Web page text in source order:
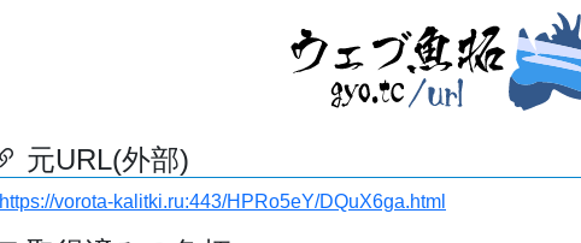
元URL(外部)
https://vorota-kalitki.ru:443/HPRo5eY/DQuX6ga.html